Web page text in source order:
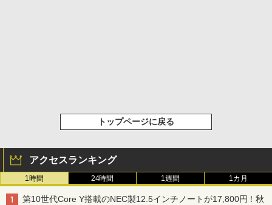
トップページに戻る
アクセスランキング
1時間 24時間 1週間 1カ月
第10世代Core Y搭載のNEC製12.5インチノートが17,800円！秋